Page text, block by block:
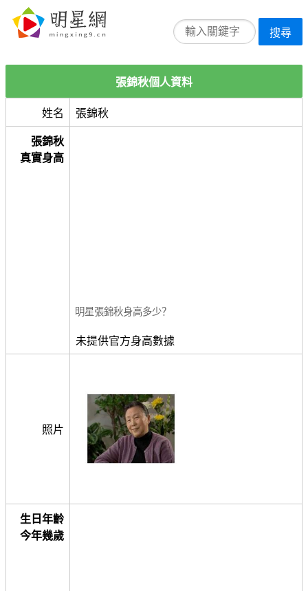
搜尋
張錦秋個人資料
姓名 張錦秋
張錦秋
真實身高
明星張錦秋身高多少？
未提供官方身高數據
照片
生日年齡
今年幾歲